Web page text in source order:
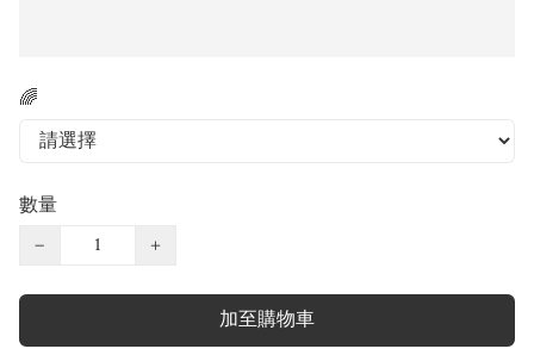
🌈
數量
−
+
加至購物車